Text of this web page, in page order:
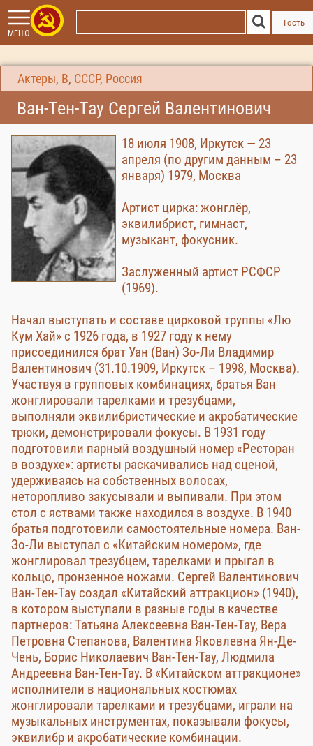
МЕНЮ
Гость
Актеры, В, СССР, Россия
Ван-Тен-Тау Сергей Валентинович
18 июля 1908, Иркутск — 23
апреля (по другим данным – 23
января) 1979, Москва
Артист цирка: жонглёр,
эквилибрист, гимнаст,
музыкант, фокусник.
Заслуженный артист РСФСР
(1969).
Начал выступать и составе цирковой труппы «Лю
Кум Хай» с 1926 года, в 1927 году к нему
присоединился брат Уан (Ван) Зо-Ли Владимир
Валентинович (31.10.1909, Иркутск – 1998, Москва).
Участвуя в групповых комбинациях, братья Ван
жонглировали тарелками и трезубцами,
выполняли эквилибристические и акробатические
трюки, демонстрировали фокусы. В 1931 году
подготовили парный воздушный номер «Ресторан
в воздухе»: артисты раскачивались над сценой,
удерживаясь на собственных волосах,
неторопливо закусывали и выпивали. При этом
стол с яствами также находился в воздухе. В 1940
братья подготовили самостоятельные номера. Ван-
Зо-Ли выступал с «Китайским номером», где
жонглировал трезубцем, тарелками и прыгал в
кольцо, пронзенное ножами. Сергей Валентинович
Ван-Тен-Тау создал «Китайский аттракцион» (1940),
в котором выступали в разные годы в качестве
партнеров: Татьяна Алексеевна Ван-Тен-Тау, Вера
Петровна Степанова, Валентина Яковлевна Ян-Де-
Чень, Борис Николаевич Ван-Тен-Тау, Людмила
Андреевна Ван-Тен-Тау. В «Китайском аттракционе»
исполнители в национальных костюмах
жонглировали тарелками и трезубцами, играли на
музыкальных инструментах, показывали фокусы,
эквилибр и акробатические комбинации.